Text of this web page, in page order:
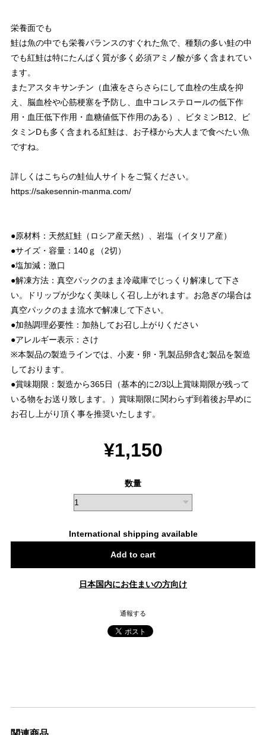
栄養面でも
鮭は魚の中でも栄養バランスのすぐれた魚で、種類の多い鮭の中
でも紅鮭は特にたんぱく質が多く必須アミノ酸が多く含まれてい
ます。
またアスタキサンチン（血液をさらさらにして血栓の生成を抑
え、脳血栓や心筋梗塞を予防し、血中コレステロールの低下作
用・血圧低下作用・血糖値低下作用のある）、ビタミンB12、ビ
タミンDも多く含まれる紅鮭は、お子様から大人まで食べたい魚
ですね。
詳しくはこちらの鮭仙人サイトをご覧ください。
https://sakesennin-manma.com/
●原材料：天然紅鮭（ロシア産天然）、岩塩（イタリア産）
●サイズ・容量：140ｇ（2切）
●塩加減：激口
●解凍方法：真空パックのまま冷蔵庫でじっくり解凍して下さ
い。ドリップが少なく美味しく召し上がれます。お急ぎの場合は
真空パックのまま流水で解凍して下さい。
●加熱調理必要性：加熱してお召し上がりください
●アレルギー表示：さけ
※本製品の製造ラインでは、小麦・卵・乳製品卵含む製品を製造
しております。
●賞味期限：製造から365日（基本的に2/3以上賞味期限が残って
いる物をお送り致します。）賞味期限に関わらず到着後お早めに
お召し上がり頂く事を推奨いたします。
¥1,150
数量
International shipping available
Add to cart
日本国内にお住まいの方向け
通報する